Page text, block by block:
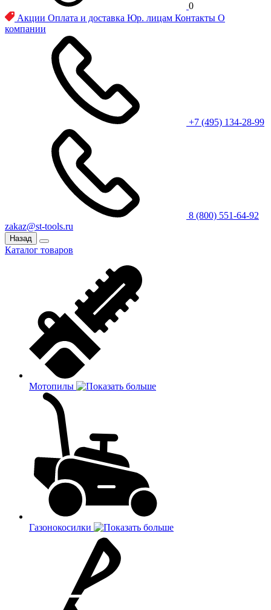
0
Акции Оплата и доставка Юр. лицам Контакты О
компании
+7 (495) 134-28-99
8 (800) 551-64-92
zakaz@st-tools.ru
Назад
Каталог товаров
Мотопилы
Газонокосилки